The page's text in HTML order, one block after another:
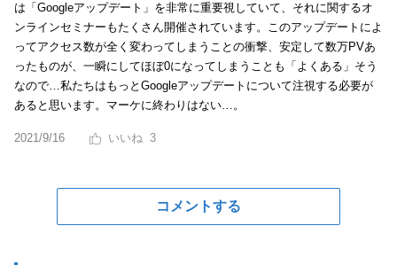
は「Googleアップデート」を非常に重要視していて、それに関するオ
ンラインセミナーもたくさん開催されています。このアップデートによ
ってアクセス数が全く変わってしまうことの衝撃、安定して数万PVあ
ったものが、一瞬にしてほぼ0になってしまうことも「よくある」そう
なので…私たちはもっとGoogleアップデートについて注視する必要が
あると思います。マーケに終わりはない…。
2021/9/16 3
コメントする